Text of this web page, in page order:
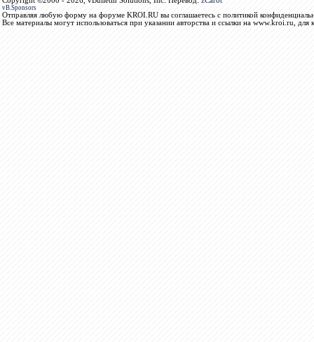
vB.Sponsors
Отправляя любую форму на форуме KROI.RU вы соглашаетесь с политикой
Все материалы могут использоваться при указании авторства и ссылки на www.kroi.ru, для